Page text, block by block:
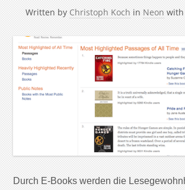
Written by Christoph Koch in Neon with
Durch E-Books werden die